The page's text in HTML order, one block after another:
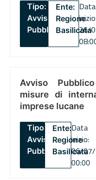
Tipo:
Avviso
Pubblico
Ente:
Regione
Basilicata
Data
inizio:
26/
Avviso
misure di
imprese lucane
Tipo:
Avviso
Pubblico
Ente:
Regione
Basilicata
Data
inizio:
06/
00:00